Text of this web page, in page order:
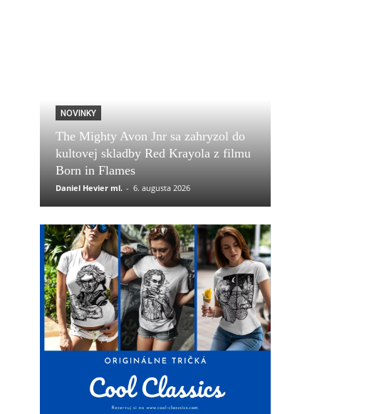
NOVINKY
The Mighty Avon Jnr sa zahryzol do
kultovej skladby Red Krayola z filmu
Born in Flames
Daniel Hevier ml. - 6. augusta 2026